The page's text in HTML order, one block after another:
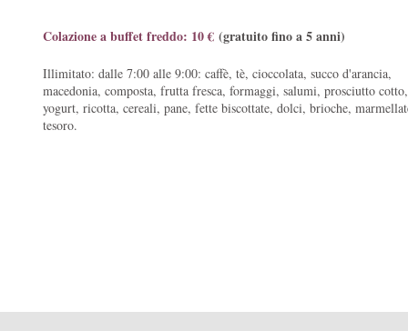
Colazione a buffet freddo: 10 € (gratuito fino a 5 anni)
Illimitato: dalle 7:00 alle 9:00: caffè, tè, cioccolata, succo d'arancia,
macedonia, composta, frutta fresca, formaggi, salumi, prosciutto cotto,
yogurt, ricotta, cereali, pane, fette biscottate, dolci, brioche,
tesoro.